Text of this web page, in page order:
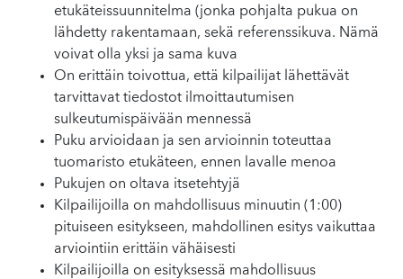
etukäteissuunnitelma (jonka pohjalta pukua on
lähdetty rakentamaan, sekä referenssikuva. Nämä
voivat olla yksi ja sama kuva
On erittäin toivottua, että kilpailijat lähettävät
tarvittavat tiedostot ilmoittautumisen
sulkeutumispäivään mennessä
Puku arvioidaan ja sen arvioinnin toteuttaa
tuomaristo etukäteen, ennen lavalle menoa
Pukujen on oltava itsetehtyjä
Kilpailijoilla on mahdollisuus minuutin (1:00)
pituiseen esitykseen, mahdollinen esitys vaikuttaa
arviointiin erittäin vähäisesti
Kilpailijoilla on esityksessä mahdollisuus